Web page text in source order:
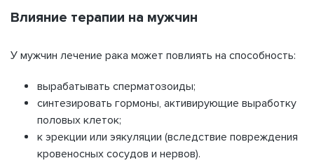
Влияние терапии на мужчин
У мужчин лечение рака может повлиять на способность:
вырабатывать сперматозоиды;
синтезировать гормоны, активирующие выработку
половых клеток;
к эрекции или эякуляции (вследствие повреждения
кровеносных сосудов и нервов).